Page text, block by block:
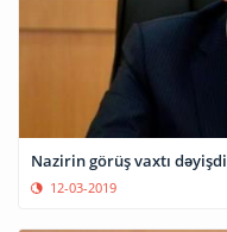
Nazirin görüş vaxtı dəyişdi
12-03-2019